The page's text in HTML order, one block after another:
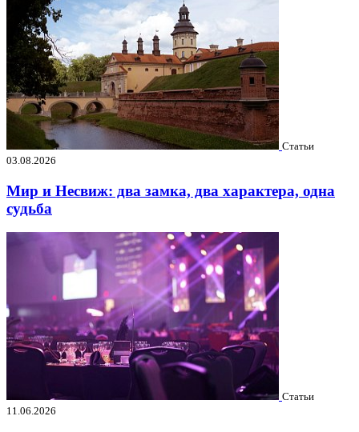
Статьи
03.08.2026
Мир и Несвиж: два замка, два характера, одна
судьба
Статьи
11.06.2026